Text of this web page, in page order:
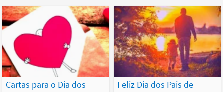
Cartas para o Dia dos
Feliz Dia dos Pais de